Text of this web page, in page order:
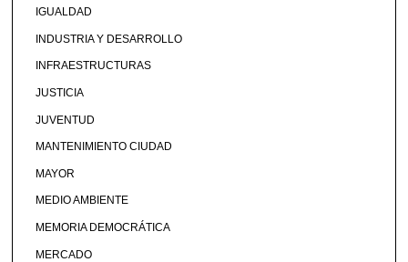
IGUALDAD
INDUSTRIA Y DESARROLLO
INFRAESTRUCTURAS
JUSTICIA
JUVENTUD
MANTENIMIENTO CIUDAD
MAYOR
MEDIO AMBIENTE
MEMORIA DEMOCRÁTICA
MERCADO